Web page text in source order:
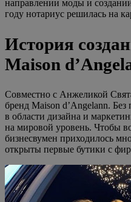
направлении моды и
году нотариус решилась на
История
Maison
Совместно с Анжеликой
бренд Maison d’Angelann. Без
в области дизайна и
на мировой уровень. Чтобы
бизнесвумен приходилось
открыты первые бутики с